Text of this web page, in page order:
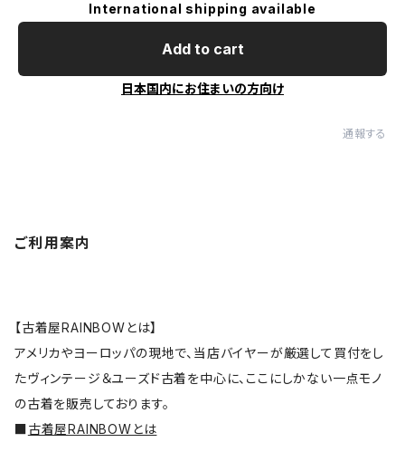
International shipping available
Add to cart
日本国内にお住まいの方向け
通報する
ご利用案内
【古着屋RAINBOWとは】
アメリカやヨーロッパの現地で、当店バイヤーが厳選して買付をし
たヴィンテージ＆ユーズド古着を中心に、ここにしかない一点モノ
の古着を販売しております。
■古着屋RAINBOWとは